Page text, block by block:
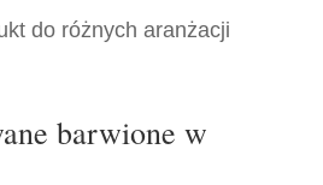
do różnych aranżacji
barwione w